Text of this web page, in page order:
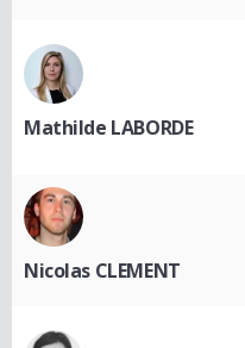
Mathilde LABORDE
Nicolas CLEMENT